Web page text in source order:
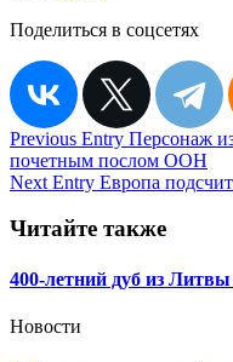
Поделиться в соцсетях
Навигация
по
Previous Entry Персонаж
почетным послом ООН
Next Entry Европа
Читайте также
400-летний дуб из
Новости